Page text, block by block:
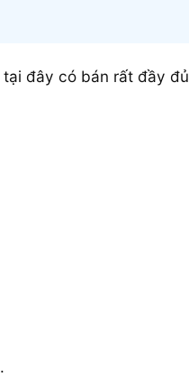
đây có bán rất đầy